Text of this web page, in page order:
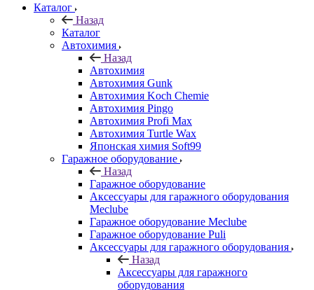
Каталог
Назад
Каталог
Автохимия
Назад
Автохимия
Автохимия Gunk
Автохимия Koch Chemie
Автохимия Pingo
Автохимия Profi Max
Автохимия Turtle Wax
Японская химия Soft99
Гаражное оборудование
Назад
Гаражное оборудование
Аксессуары для гаражного оборудования
Meclube
Гаражное оборудование Meclube
Гаражное оборудование Puli
Аксессуары для гаражного оборудования
Назад
Аксессуары для гаражного
оборудования